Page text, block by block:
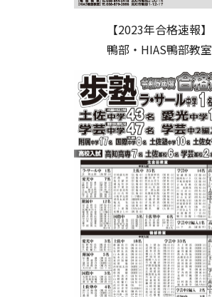
【2023年合格速報】
鴨部・HIAS鴨部教室